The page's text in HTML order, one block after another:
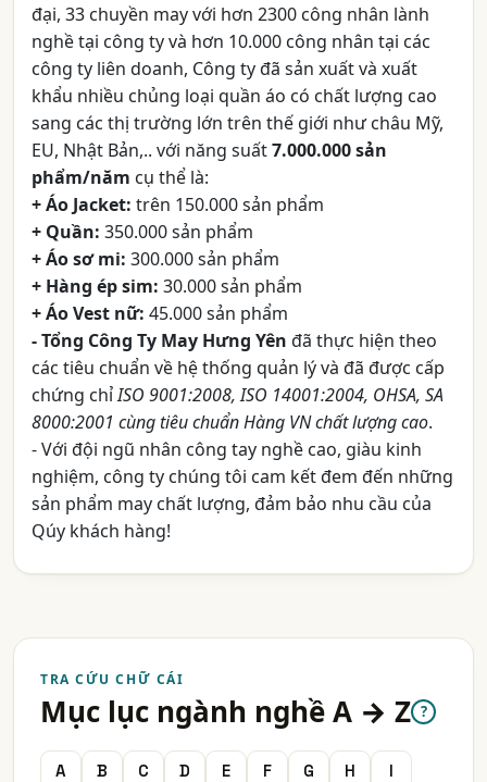
đại, 33 chuyền may với hơn 2300 công nhân lành
nghề tại công ty và hơn 10.000 công nhân tại các
công ty liên doanh, Công ty đã sản xuất và xuất
khẩu nhiều chủng loại quần áo có chất lượng cao
sang các thị trường lớn trên thế giới như châu Mỹ,
EU, Nhật Bản,.. với năng suất7.000.000 sản
phẩm/năm cụ thể là:
+ Áo Jacket: trên 150.000 sản phẩm
+ Quần: 350.000 sản phẩm
+ Áo sơ mi: 300.000 sản phẩm
+ Hàng ép sim: 30.000 sản phẩm
+ Áo Vest nữ: 45.000 sản phẩm
- Tổng Công Ty May Hưng Yên đã thực hiện theo
các tiêu chuẩn về hệ thống quản lý và đã được cấp
chứng chỉISO 9001:2008, ISO 14001:2004, OHSA, SA
8000:2001 cùng tiêu chuẩn Hàng VN chất lượng cao.
- Với đội ngũ nhân công tay nghề cao, giàu kinh
nghiệm, công ty chúng tôi cam kết đem đến những
sản phẩm may chất lượng, đảm bảo nhu cầu của
Qúy khách hàng!
TRA CỨU CHỮ CÁI
Mục lục ngành nghề A → Z ?
A B C D E F G H
I